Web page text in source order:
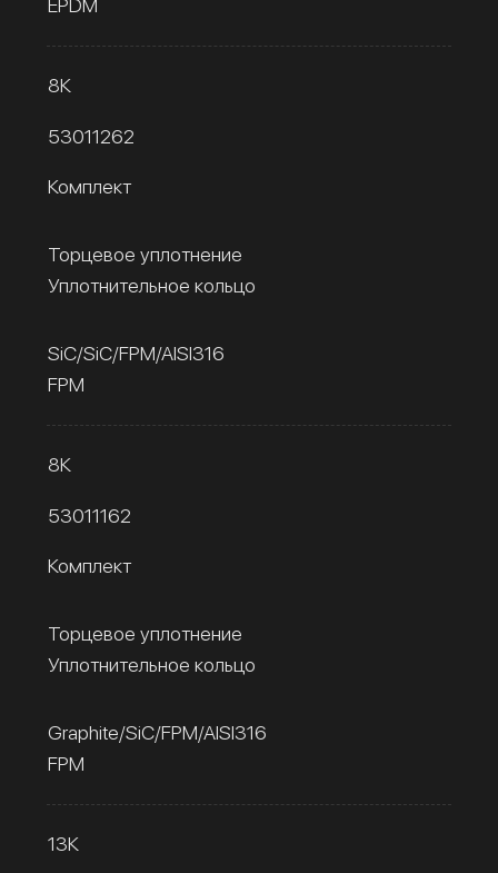
EPDM
8К
53011262
Комплект
Торцевое уплотнение
Уплотнительное кольцо
SiC/SiC/FPM/AISI316
FPM
8К
53011162
Комплект
Торцевое уплотнение
Уплотнительное кольцо
Graphite/SiC/FPM/AISI316
FPM
13К